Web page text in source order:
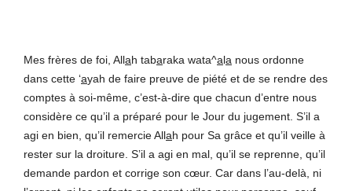
Mes frères de foi, Allah tabaraka wata^ala nous ordonne
dans cette ‘ayah de faire preuve de piété et de se rendre des
comptes à soi-même, c’est-à-dire que chacun d’entre nous
considère ce qu’il a préparé pour le Jour du jugement. S’il a
agi en bien, qu’il remercie Allah pour Sa grâce et qu’il veille à
rester sur la droiture. S’il a agi en mal, qu’il se reprenne, qu’il
demande pardon et corrige son cœur. Car dans l’au-delà, ni